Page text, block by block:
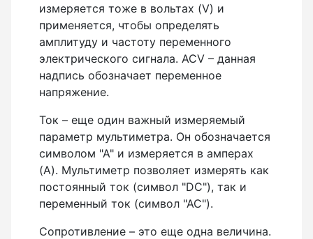
измеряется тоже в вольтах (V) и
применяется, чтобы определять
амплитуду и частоту переменного
электрического сигнала. ACV – данная
надпись обозначает переменное
напряжение.
Ток – еще один важный измеряемый
параметр мультиметра. Он обозначается
символом "А" и измеряется в амперах
(A). Мультиметр позволяет измерять как
постоянный ток (символ "DС"), так и
переменный ток (символ "АС").
Сопротивление – это еще одна величина.